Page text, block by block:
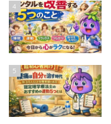
4
5